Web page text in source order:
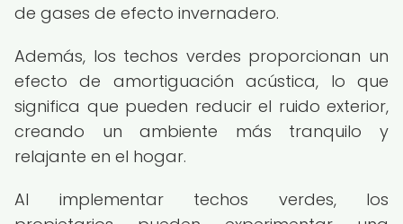
de gases de efecto invernadero.
Además, los techos verdes proporcionan un
efecto de amortiguación acústica, lo que
significa que pueden reducir el ruido exterior,
creando un ambiente más tranquilo y
relajante en el hogar.
Al implementar techos verdes, los